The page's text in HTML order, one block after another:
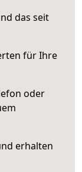
das seit
für Ihre
oder
erhalten